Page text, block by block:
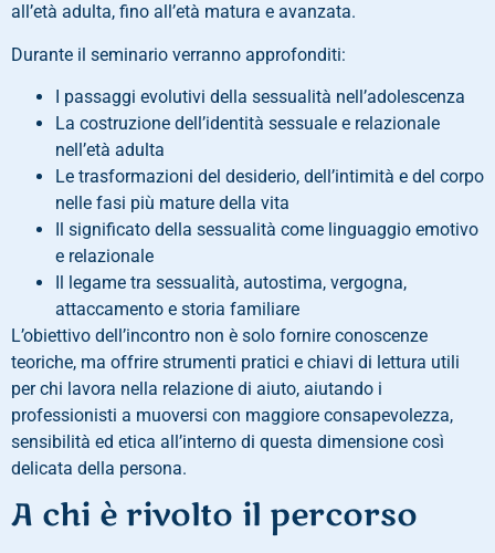
all’età adulta, fino all’età matura e avanzata.
Durante il seminario verranno approfonditi:
I passaggi evolutivi della sessualità nell’adolescenza
La costruzione dell’identità sessuale e relazionale
nell’età adulta
Le trasformazioni del desiderio, dell’intimità e del corpo
nelle fasi più mature della vita
Il significato della sessualità come linguaggio emotivo
e relazionale
Il legame tra sessualità, autostima, vergogna,
attaccamento e storia familiare
L’obiettivo dell’incontro non è solo fornire conoscenze
teoriche, ma offrire strumenti pratici e chiavi di lettura utili
per chi lavora nella relazione di aiuto, aiutando i
professionisti a muoversi con maggiore consapevolezza,
sensibilità ed etica all’interno di questa dimensione così
delicata della persona.
A chi è rivolto il percorso